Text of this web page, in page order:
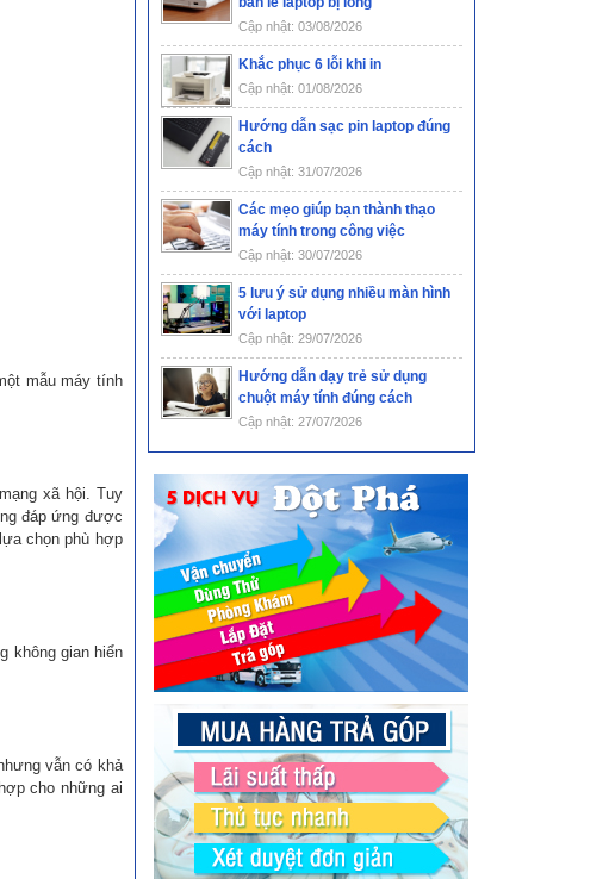
mẫu máy tính
xã hội. Tuy
đáp ứng được
chọn phù hợp
không gian hiển
vẫn có khả
cho những ai
Cập nhật: 03/08/2026
Khắc phục 6 lỗi khi in
Cập nhật: 01/08/2026
Hướng dẫn sạc pin laptop đúng
cách
Cập nhật: 31/07/2026
Các mẹo giúp bạn thành thạo
máy tính trong công việc
Cập nhật: 30/07/2026
5 lưu ý sử dụng nhiều màn hình
với laptop
Cập nhật: 29/07/2026
Hướng dẫn dạy trẻ sử dụng
chuột máy tính đúng cách
Cập nhật: 27/07/2026